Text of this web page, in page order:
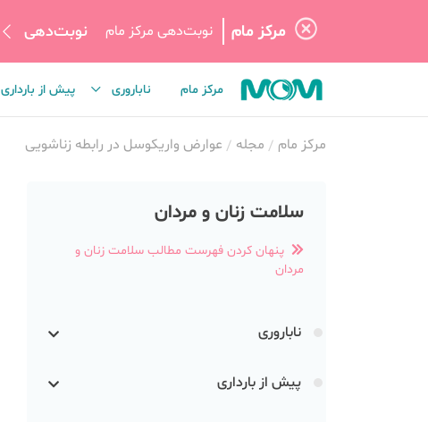
مرکز مام نوبت‌دهی مرکز مام نوبت‌دهی
مرکز مام ناباروری پیش از بارداری
مرکز مام مجله عوارض واریکوسل در رابطه زناشویی
سلامت زنان و مردان
پنهان کردن فهرست مطالب سلامت زنان و
مردان
ناباروری
پیش از بارداری